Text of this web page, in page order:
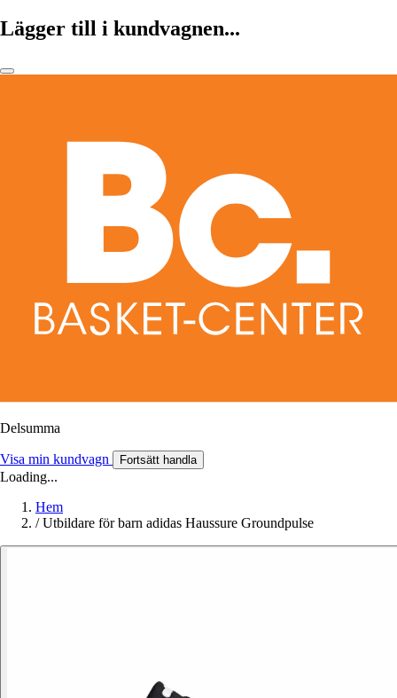
Lägger till i kundvagnen...
Delsumma
Visa min kundvagn Fortsätt handla
Loading...
Hem
/ Utbildare för barn adidas Haussure Groundpulse